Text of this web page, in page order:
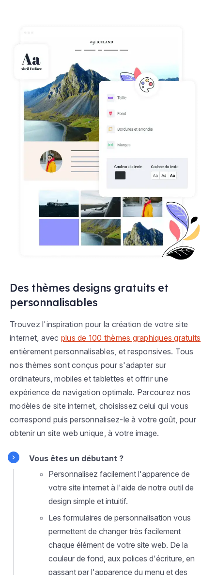
Des thèmes designs gratuits et
personnalisables
Trouvez l'inspiration pour la création de votre site
internet, avec plus de 100 thèmes graphiques gratuits
entièrement personnalisables, et responsives. Tous
nos thèmes sont conçus pour s'adapter sur
ordinateurs, mobiles et tablettes et offrir une
expérience de navigation optimale. Parcourez nos
modèles de site internet, choisissez celui qui vous
correspond puis personnalisez-le à votre goût, pour
obtenir un site web unique, à votre image.
Vous êtes un débutant ?
Personnalisez facilement l'apparence de
votre site internet à l'aide de notre outil de
design simple et intuitif.
Les formulaires de personnalisation vous
permettent de changer très facilement
chaque élément de votre site web. De la
couleur de fond, aux polices d'écriture, en
passant par l'apparence du menu et des